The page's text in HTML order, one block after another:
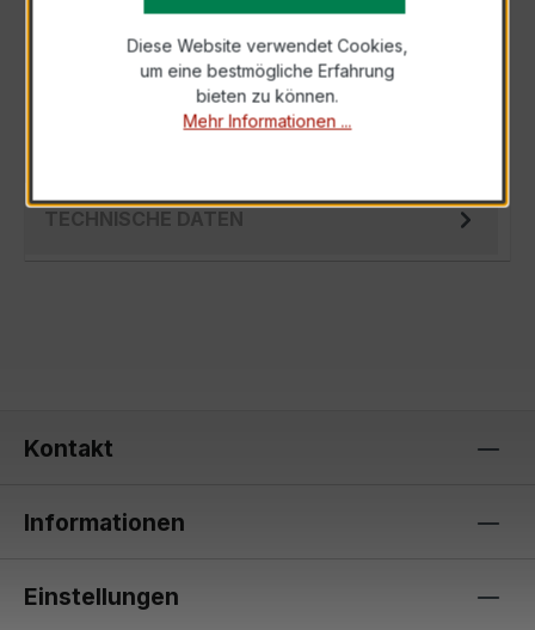
Der EASKD 31.5 3x400/1A 10VA Kl.0,5 ist ein
kompakter, hochpräziser
Verrechnungsstromwandler der bewährten
TECHNISCHE DATEN
Kontakt
Informationen
Einstellungen
Diese Website verwendet Cookies,
um eine bestmögliche Erfahrung
bieten zu können.
Mehr Informationen ...